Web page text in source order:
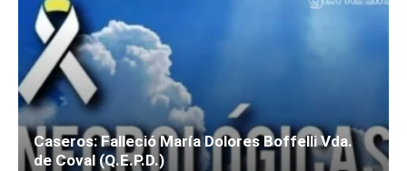
Caseros: Falleció María Dolores Boffelli Vda.
de Coval (Q.E.P.D.)